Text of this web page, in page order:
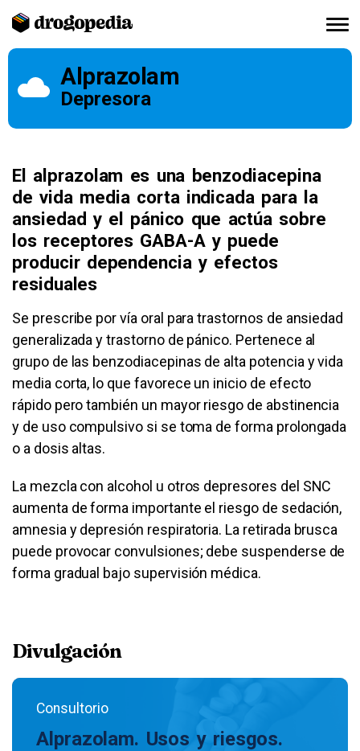
Alprazolam
Depresora
El alprazolam es una benzodiacepina
de vida media corta indicada para la
ansiedad y el pánico que actúa sobre
los receptores GABA-A y puede
producir dependencia y efectos
residuales
Se prescribe por vía oral para trastornos de ansiedad
generalizada y trastorno de pánico. Pertenece al
grupo de las benzodiacepinas de alta potencia y vida
media corta, lo que favorece un inicio de efecto
rápido pero también un mayor riesgo de abstinencia
y de uso compulsivo si se toma de forma prolongada
o a dosis altas.
La mezcla con alcohol u otros depresores del SNC
aumenta de forma importante el riesgo de sedación,
amnesia y depresión respiratoria. La retirada brusca
puede provocar convulsiones; debe suspenderse de
forma gradual bajo supervisión médica.
Divulgación
Consultorio
Alprazolam. Usos y riesgos.